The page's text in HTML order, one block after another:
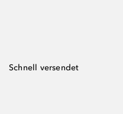
Schnell versendet